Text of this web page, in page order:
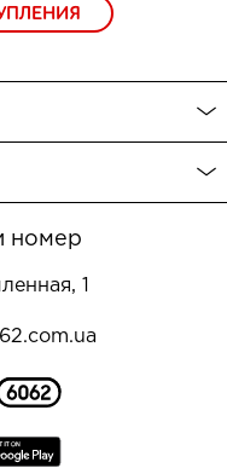
номер
1